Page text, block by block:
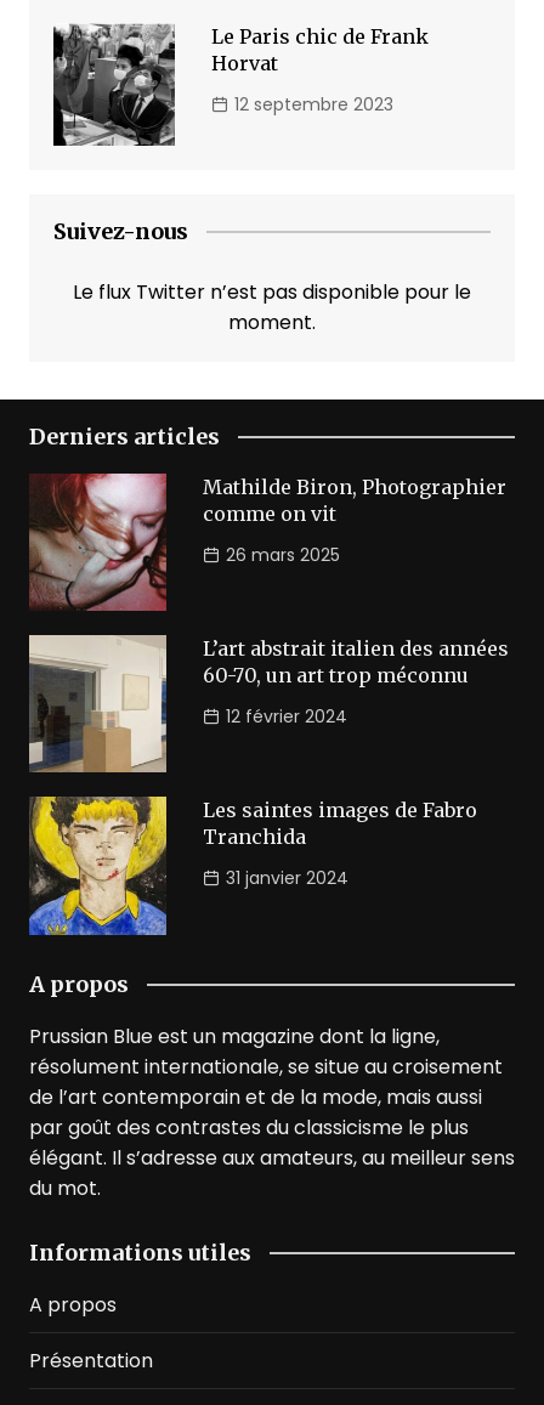
Le Paris chic de Frank
Horvat
12 septembre 2023
Suivez-nous
Le flux Twitter n’est pas disponible pour le
moment.
Derniers articles
Mathilde Biron, Photographier
comme on vit
26 mars 2025
L’art abstrait italien des années
60-70, un art trop méconnu
12 février 2024
Les saintes images de Fabro
Tranchida
31 janvier 2024
A propos
Prussian Blue est un magazine dont la ligne,
résolument internationale, se situe au croisement
de l’art contemporain et de la mode, mais aussi
par goût des contrastes du classicisme le plus
élégant. Il s’adresse aux amateurs, au meilleur sens
du mot.
Informations utiles
A propos
Présentation